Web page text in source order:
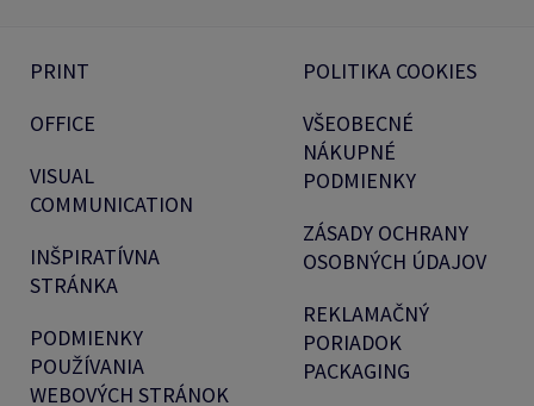
PRINT
OFFICE
VISUAL
COMMUNICATION
INŠPIRATÍVNA
STRÁNKA
PODMIENKY
POUŽÍVANIA
WEBOVÝCH STRÁNOK
POLITIKA COOKIES
VŠEOBECNÉ
NÁKUPNÉ
PODMIENKY
ZÁSADY OCHRANY
OSOBNÝCH ÚDAJOV
REKLAMAČNÝ
PORIADOK
PACKAGING